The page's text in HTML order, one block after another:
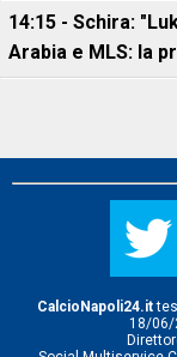
14:15 - Schira:
Arabia e MLS: la
CalcioNapoli24.it
18/06/